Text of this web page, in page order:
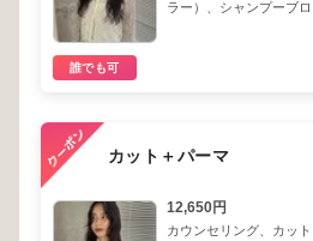
ラー）、シャンプーブ
誰でも可
カット＋パーマ
12,650円
カウンセリング、カッ